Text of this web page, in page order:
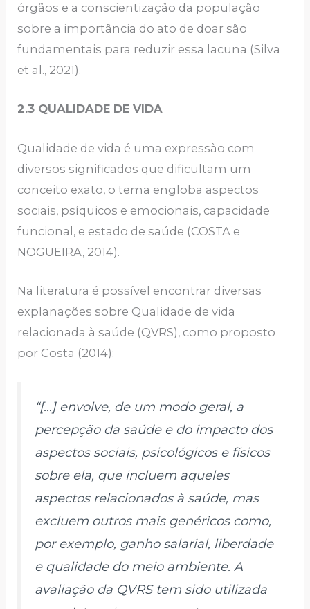
órgãos e a conscientização da população
sobre a importância do ato de doar são
fundamentais para reduzir essa lacuna (Silva
et al., 2021).
2.3 QUALIDADE DE VIDA
Qualidade de vida é uma expressão com
diversos significados que dificultam um
conceito exato, o tema engloba aspectos
sociais, psíquicos e emocionais, capacidade
funcional, e estado de saúde (COSTA e
NOGUEIRA, 2014).
Na literatura é possível encontrar diversas
explanações sobre Qualidade de vida
relacionada à saúde (QVRS), como proposto
por Costa (2014):
“[…] envolve, de um modo geral, a
percepção da saúde e do impacto dos
aspectos sociais, psicológicos e físicos
sobre ela, que incluem aqueles
aspectos relacionados à saúde, mas
excluem outros mais genéricos como,
por exemplo, ganho salarial, liberdade
e qualidade do meio ambiente. A
avaliação da QVRS tem sido utilizada